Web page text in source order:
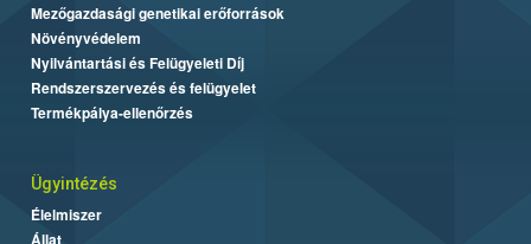
Mezőgazdasági genetikai erőforrások
Növényvédelem
Nyilvántartási és Felügyeleti Díj
Rendszerszervezés és felügyelet
Termékpálya-ellenőrzés
Ügyintézés
Élelmiszer
Állat